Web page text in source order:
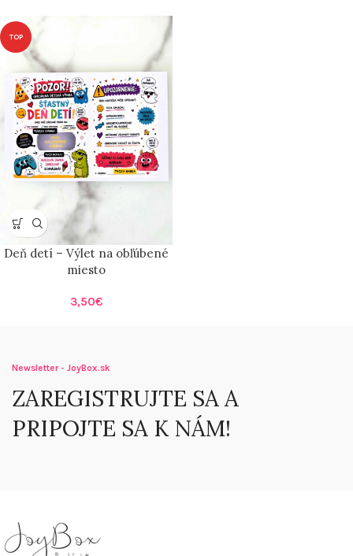
TOP
Deň detí – Výlet na obľúbené
miesto
3,50€
Newsletter - JoyBox.sk
ZAREGISTRUJTE SA A
PRIPOJTE SA K NÁM!